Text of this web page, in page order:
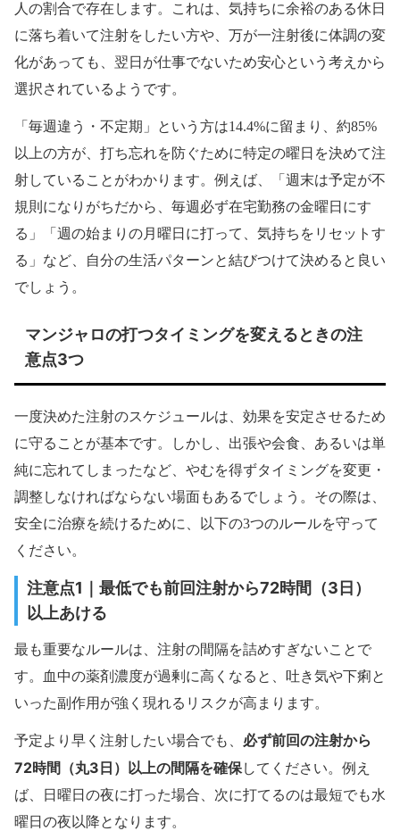
人の割合で存在します。これは、気持ちに余裕のある休日
に落ち着いて注射をしたい方や、万が一注射後に体調の変
化があっても、翌日が仕事でないため安心という考えから
選択されているようです。
「毎週違う・不定期」という方は14.4%に留まり、約85%
以上の方が、打ち忘れを防ぐために特定の曜日を決めて注
射していることがわかります。例えば、「週末は予定が不
規則になりがちだから、毎週必ず在宅勤務の金曜日にす
る」「週の始まりの月曜日に打って、気持ちをリセットす
る」など、自分の生活パターンと結びつけて決めると良い
でしょう。
マンジャロの打つタイミングを変えるときの注
意点3つ
一度決めた注射のスケジュールは、効果を安定させるため
に守ることが基本です。しかし、出張や会食、あるいは単
純に忘れてしまったなど、やむを得ずタイミングを変更・
調整しなければならない場面もあるでしょう。その際は、
安全に治療を続けるために、以下の3つのルールを守って
ください。
注意点1｜最低でも前回注射から72時間（3日）
以上あける
最も重要なルールは、注射の間隔を詰めすぎないことで
す。血中の薬剤濃度が過剰に高くなると、吐き気や下痢と
いった副作用が強く現れるリスクが高まります。
予定より早く注射したい場合でも、 必ず前回の注射から
72時間（丸3日）以上の間隔を確保してください。例え
ば、日曜日の夜に打った場合、次に打てるのは最短でも水
曜日の夜以降となります。